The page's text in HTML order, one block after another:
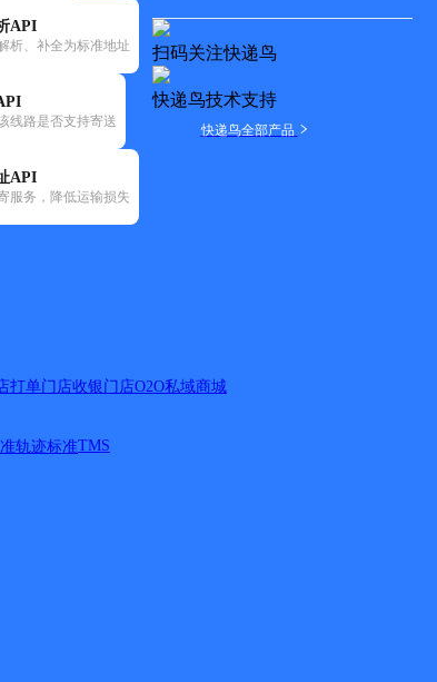
API
析、补全为标准地址
线路是否支持寄送
API
服务，降低运输损失
扫码关注快递鸟
快递鸟技术支持
快递鸟全部产品
打单门店收银门店O2O私域商城
轨迹标准TMS